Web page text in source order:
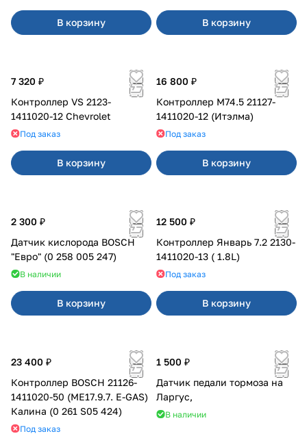
В корзину В корзину
7 320 ₽
Контроллер VS 2123-
1411020-12 Chevrolet
Под заказ
В корзину
16 800 ₽
Контроллер М74.5 21127-
1411020-12 (Итэлма)
Под заказ
В корзину
2 300 ₽
Датчик кислорода BOSCH
"Евро" (0 258 005 247)
В наличии
В корзину
12 500 ₽
Контроллер Январь 7.2 2130-
1411020-13 ( 1.8L)
Под заказ
В корзину
23 400 ₽
Контроллер BOSCH 21126-
1411020-50 (ME17.9.7. E-GAS)
Калина (0 261 S05 424)
Под заказ
1 500 ₽
Датчик педали тормоза на
Ларгус,
В наличии